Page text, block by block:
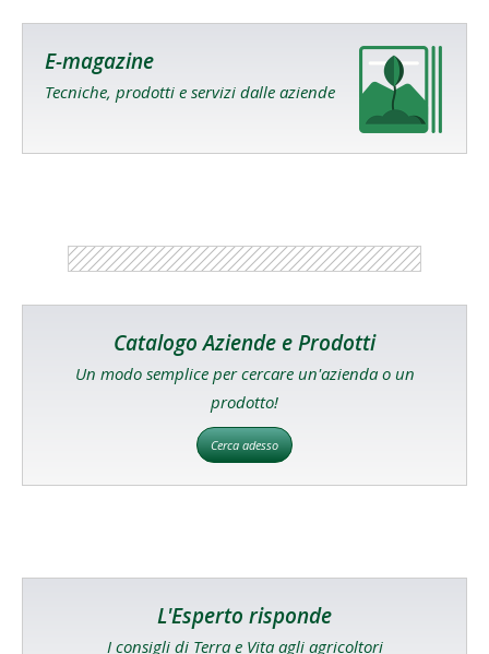
E-magazine
Tecniche, prodotti e servizi dalle aziende
Catalogo Aziende e Prodotti
Un modo semplice per cercare un'azienda o un
prodotto!
Cerca adesso
L'Esperto risponde
I consigli di Terra e Vita agli agricoltori